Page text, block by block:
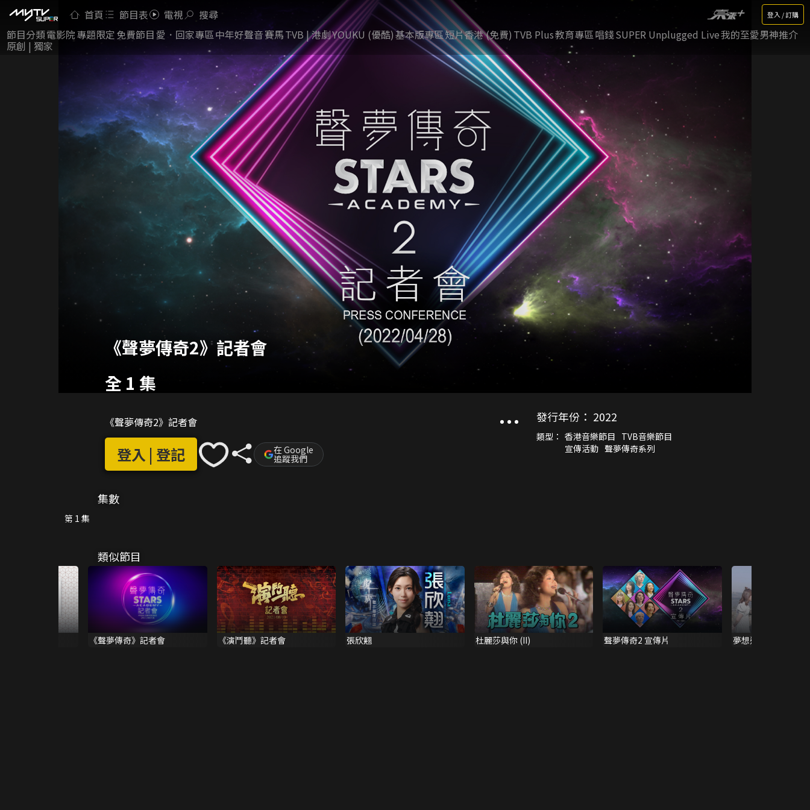
首頁 節目表 電視 搜尋 登入 / 訂購
節目分類電影院專題限定 免費節目 愛．回家專區中年好聲音賽馬TVB | 港劇YOUKU (優酷)基本版專區短片香港 (免費) TVB Plus教育專區唱錢SUPER Unplugged Live我的至愛男神推介
原創 | 獨家
《聲夢傳奇2》記者會
全 1 集
《聲夢傳奇2》記者會
登入 | 登記 在 Google
追蹤我們
發行年份： 2022
類型： 香港音樂節目 TVB音樂節目
宣傳活動 聲夢傳奇系列
集數
第 1 集
類似節目
《聲夢傳奇》記者會 《演鬥聽》記者會 張欣翹 杜麗莎與你 (II) 聲夢傳奇2 宣傳片
夢想這信仰 -《聲夢